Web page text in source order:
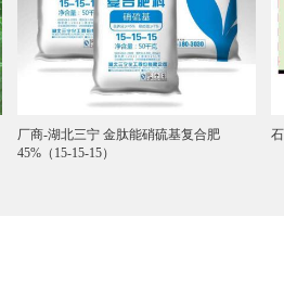
厂商-湖北三宁 金肽能硝硫基复合肥
45%（15-15-15）